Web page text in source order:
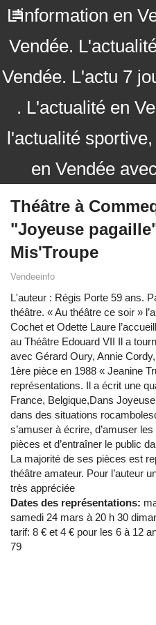
L'information en
Vendée.
Vendée. L'actu 7
. L'actualité en
l'actualité
en Vendée
Théâtre à
"Joyeuse
Mis'Troupe
Vendeeinfo
L'auteur : Régis Porte 59 ans.
théâtre. « Au théâtre ce soir »
Cochet et Odette Laure
au Théâtre Edouard VII Il a
avec Gérard Oury, Annie
1ère pièce en 1988 « Jeanine
représentations. Il a écrit une
France, Belgique,Dans
dans des situations
s’amuser à écrire, d’amuser
pièces et d’entraîner le public
La majorité de ses pièces est
théâtre amateur. Pour l’auteur
très appréciée
Dates des représentations:
samedi 24 mars à 20 h 30
tarif: 8 € et 4 € pour les 6 à 12
79